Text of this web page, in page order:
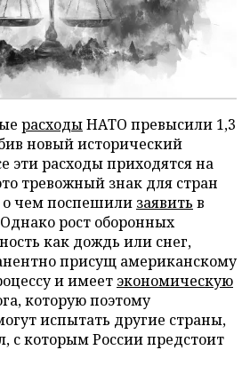
расходыНАТО превысили 1,3
новый исторический
эти расходы приходятся на
тревожный знак для стран
о чем поспешили заявить в
рост оборонных
как дождь или снег,
присущ американскому
и имеет экономическую
которую поэтому
испытать другие страны,
с которым России предстоит